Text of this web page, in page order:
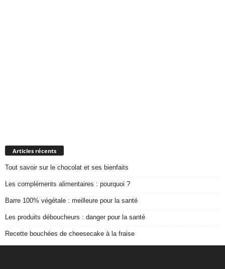
Articles récents
Tout savoir sur le chocolat et ses bienfaits
Les compléments alimentaires : pourquoi ?
Barre 100% végétale : meilleure pour la santé
Les produits déboucheurs : danger pour la santé
Recette bouchées de cheesecake à la fraise